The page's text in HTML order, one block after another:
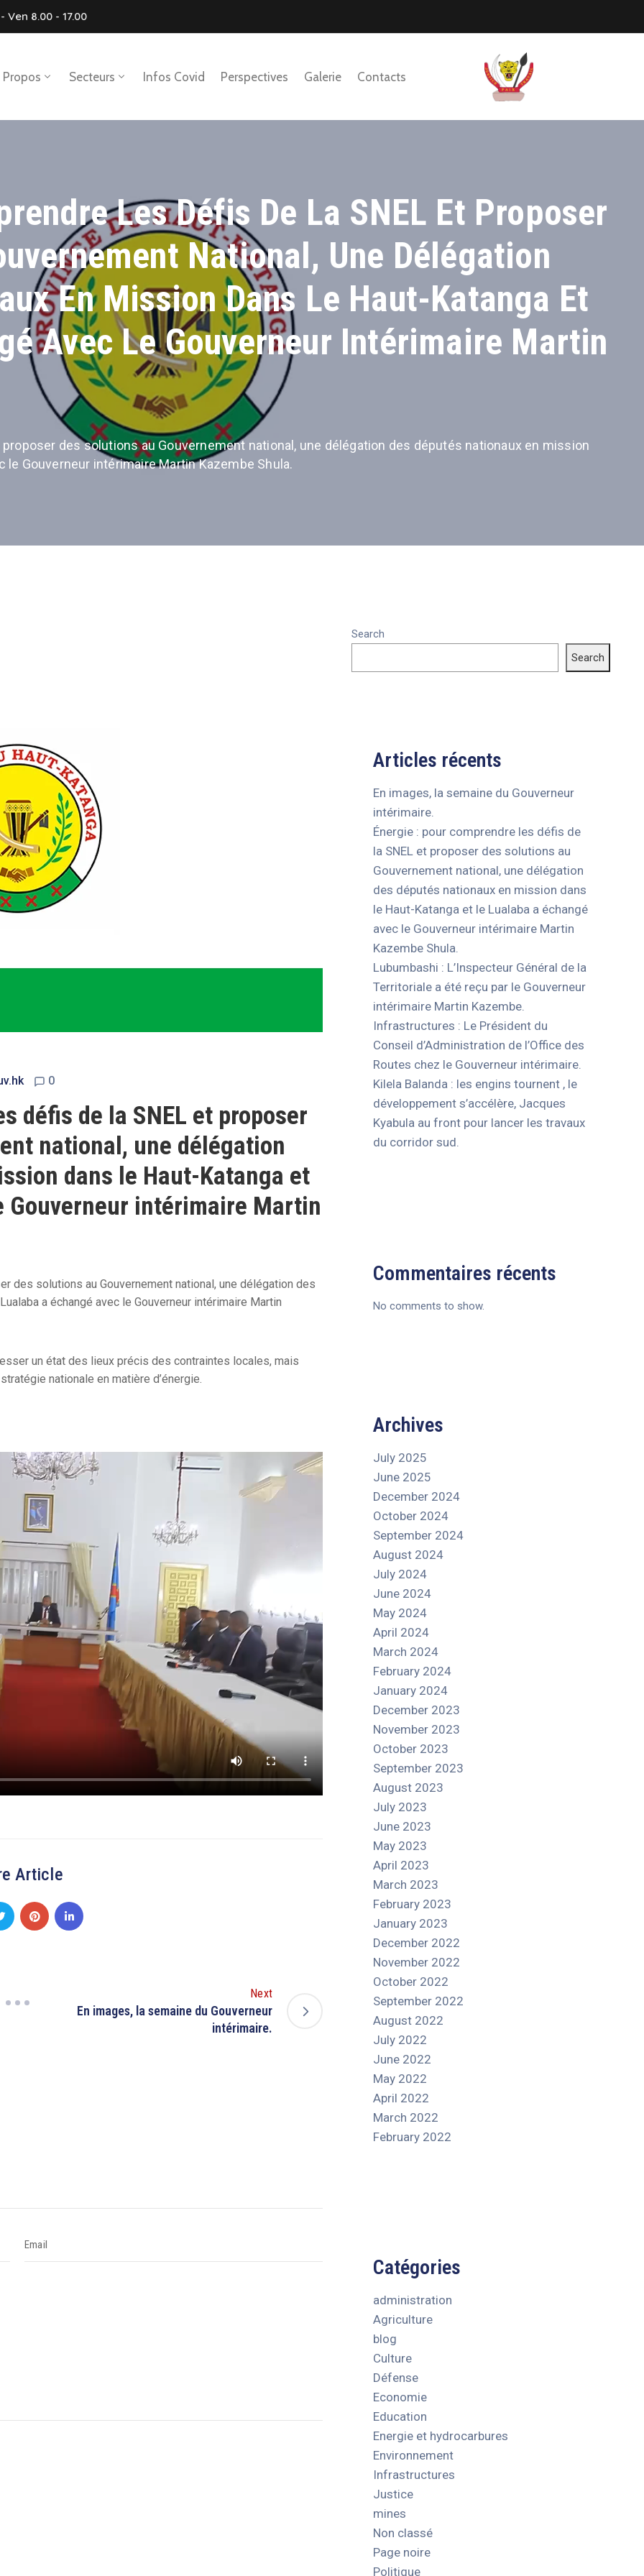
8.00 - 17.00
Propos Secteurs Infos Covid Perspectives Galerie Contacts
Les Défis De La SNEL Et Proposer
National, Une Délégation
En Mission Dans Le Haut-Katanga Et
Avec Le Gouverneur Intérimaire Martin
des solutions au Gouvernement national, une délégation des députés nationaux en mission
le Gouverneur intérimaire Martin Kazembe Shula.
0
défis de la SNEL et proposer
national, une délégation
dans le Haut-Katanga et
Gouverneur intérimaire Martin
des solutions au Gouvernement national, une délégation des
a échangé avec le Gouverneur intérimaire Martin
un état des lieux précis des contraintes locales, mais
nationale en matière d’énergie.
Article
Next
En images, la semaine du Gouverneur
intérimaire.
Search
Search
Articles récents
En images, la semaine du Gouverneur
intérimaire.
Énergie : pour comprendre les défis de
la SNEL et proposer des solutions au
Gouvernement national, une délégation
des députés nationaux en mission dans
le Haut-Katanga et le Lualaba a échangé
avec le Gouverneur intérimaire Martin
Kazembe Shula.
Lubumbashi : L’Inspecteur Général de la
Territoriale a été reçu par le Gouverneur
intérimaire Martin Kazembe.
Infrastructures : Le Président du
Conseil d’Administration de l’Office des
Routes chez le Gouverneur intérimaire.
Kilela Balanda : les engins tournent , le
développement s’accélère, Jacques
Kyabula au front pour lancer les travaux
du corridor sud.
Commentaires récents
No comments to show.
Archives
July 2025
June 2025
December 2024
October 2024
September 2024
August 2024
July 2024
June 2024
May 2024
April 2024
March 2024
February 2024
January 2024
December 2023
November 2023
October 2023
September 2023
August 2023
July 2023
June 2023
May 2023
April 2023
March 2023
February 2023
January 2023
December 2022
November 2022
October 2022
September 2022
August 2022
July 2022
June 2022
May 2022
April 2022
March 2022
February 2022
Catégories
administration
Agriculture
blog
Culture
Défense
Economie
Education
Energie et hydrocarbures
Environnement
Infrastructures
Justice
mines
Non classé
Page noire
Politique